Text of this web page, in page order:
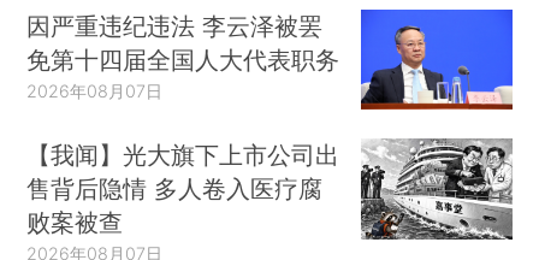
因严重违纪违法 李云泽被罢
免第十四届全国人大代表职务
2026年08月07日
【我闻】光大旗下上市公司出
售背后隐情 多人卷入医疗腐
败案被查
2026年08月07日